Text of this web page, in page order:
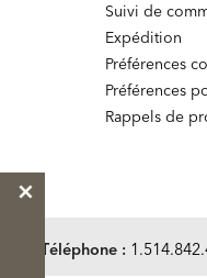
Suivi de
Expédition
Préférences
Préférences
Rappels de
Téléphone :